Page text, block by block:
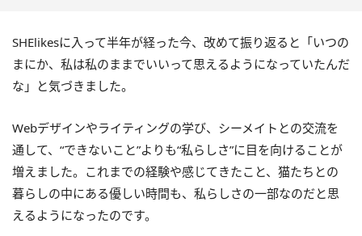
SHElikesに入って半年が経った今、改めて振り返ると「いつの
まにか、私は私のままでいいって思えるようになっていたんだ
な」と気づきました。
Webデザインやライティングの学び、シーメイトとの交流を
通して、“できないこと”よりも“私らしさ”に目を向けることが
増えました。これまでの経験や感じてきたこと、猫たちとの
暮らしの中にある優しい時間も、私らしさの一部なのだと思
えるようになったのです。